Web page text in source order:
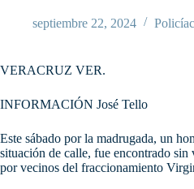
septiembre 22, 2024
VERACRUZ VER.
INFORMACIÓN José Tello
Este sábado por la madrugada, un
situación de calle, fue encontrado sin
por vecinos del fraccionamiento